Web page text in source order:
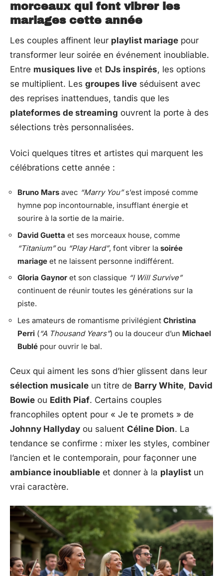
morceaux qui font vibrer les
mariages cette année
Les couples affinent leur playlist mariage pour
transformer leur soirée en événement inoubliable.
Entre musiques live et DJs inspirés, les options
se multiplient. Les groupes live séduisent avec
des reprises inattendues, tandis que les
plateformes de streaming ouvrent la porte à des
sélections très personnalisées.
Voici quelques titres et artistes qui marquent les
célébrations cette année :
Bruno Mars avec “Marry You”s’est imposé comme
hymne pop incontournable, insufflant énergie et
sourire à la sortie de la mairie.
David Guetta et ses morceaux house, comme
“Titanium”ou “Play Hard”, font vibrer la soirée
mariage et ne laissent personne indifférent.
Gloria Gaynor et son classique “I Will Survive”
continuent de réunir toutes les générations sur la
piste.
Les amateurs de romantisme privilégient Christina
Perri (“A Thousand Years”) ou la douceur d’un Michael
Bublé pour ouvrir le bal.
Ceux qui aiment les sons d’hier glissent dans leur
sélection musicale un titre de Barry White, David
Bowie ou Edith Piaf. Certains couples
francophiles optent pour « Je te promets » de
Johnny Hallyday ou saluent Céline Dion. La
tendance se confirme : mixer les styles, combiner
l’ancien et le contemporain, pour façonner une
ambiance inoubliable et donner à la playlist un
vrai caractère.